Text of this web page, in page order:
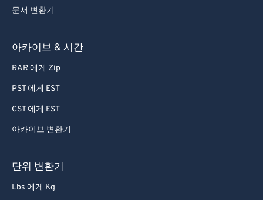
문서 변환기
아카이브 & 시간
RAR 에게 Zip
PST 에게 EST
CST 에게 EST
아카이브 변환기
단위 변환기
Lbs 에게 Kg